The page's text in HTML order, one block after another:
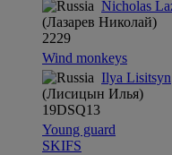
Nicholas
(Лазарев Николай)
2229
Wind monkeys
Ilya Lisitsyn
(Лисицын Илья)
19DSQ13
Young guard
SKIFS